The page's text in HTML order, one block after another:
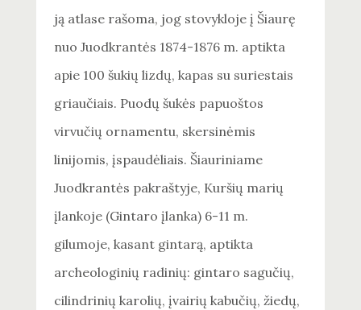
ją atlase rašoma, jog stovykloje į Šiaurę
nuo Juodkrantės 1874-1876 m. aptikta
apie 100 šukių lizdų, kapas su suriestais
griaučiais. Puodų šukės papuoštos
virvučių ornamentu, skersinėmis
linijomis, įspaudėliais. Šiauriniame
Juodkrantės pakraštyje, Kuršių marių
įlankoje (Gintaro įlanka) 6-11 m.
gilumoje, kasant gintarą, aptikta
archeologinių radinių: gintaro sagučių,
cilindrinių karolių, įvairių kabučių, žiedų,